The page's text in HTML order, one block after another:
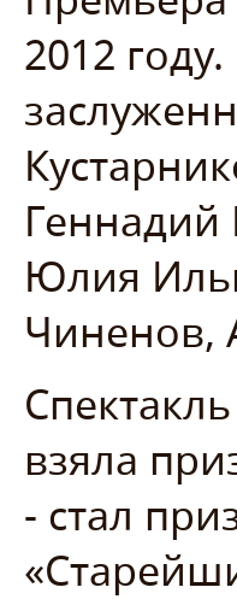
2012
Геннадий
Юлия
Чиненов,
взяла
- стал